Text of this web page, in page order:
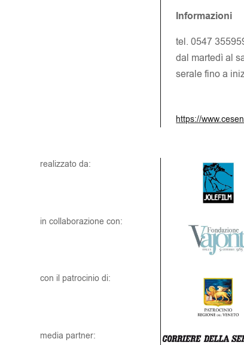
Informazioni
tel. 0547
dal martedì al
serale fino a
https://
realizzato da:
in collaborazione con:
con il patrocinio di:
media partner: